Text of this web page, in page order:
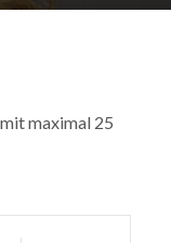
maximal 25